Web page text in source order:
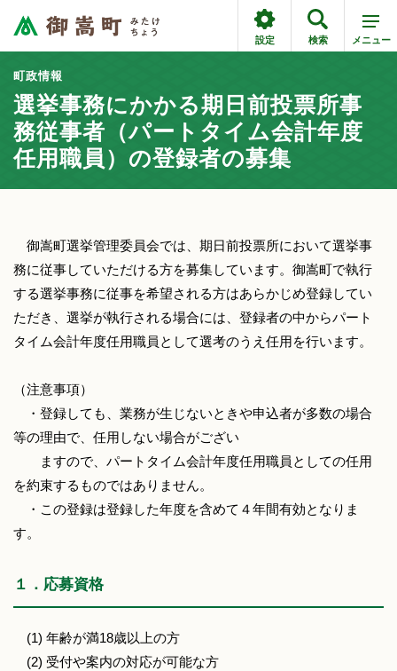
設定 検索 メニュー
町政情報
選挙事務にかかる期日前投票所事
務従事者（パートタイム会計年度
任用職員）の登録者の募集
御嵩町選挙管理委員会では、期日前投票所において選挙事
務に従事していただける方を募集しています。御嵩町で執行
する選挙事務に従事を希望される方はあらかじめ登録してい
ただき、選挙が執行される場合には、登録者の中からパート
タイム会計年度任用職員として選考のうえ任用を行います。
（注意事項）
・登録しても、業務が生じないときや申込者が多数の場合
等の理由で、任用しない場合がござい
ますので、パートタイム会計年度任用職員としての任用
を約束するものではありません。
・この登録は登録した年度を含めて４年間有効となりま
す。
１．応募資格
(1) 年齢が満18歳以上の方
(2) 受付や案内の対応が可能な方